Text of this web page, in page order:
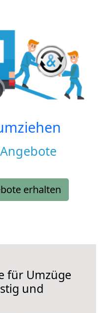
erhalten
für Umzüge
und